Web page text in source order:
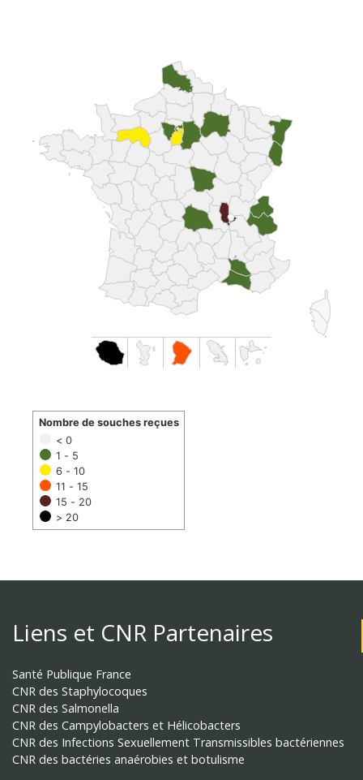
< 0
1 - 5
6 - 10
11 - 15
15 - 20
> 20
Nombre de souches reçues
Liens et CNR Partenaires
Santé Publique France
CNR des Staphylocoques
CNR des Salmonella
CNR des Campylobacters et Hélicobacters
CNR des Infections Sexuellement Transmissibles bactériennes
CNR des bactéries anaérobies et botulisme